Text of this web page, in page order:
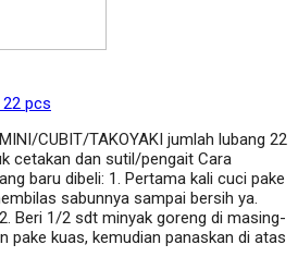
pcs
CUBIT/TAKOYAKI jumlah lubang 22
cetakan dan sutil/pengait Cara
baru dibeli: 1. Pertama kali cuci pake
sabunnya sampai bersih ya.
Beri 1/2 sdt minyak goreng di masing-
pake kuas, kemudian panaskan di atas